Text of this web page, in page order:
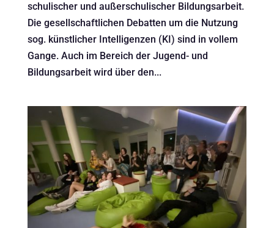
schulischer und außerschulischer Bildungsarbeit.
Die gesellschaftlichen Debatten um die Nutzung
sog. künstlicher Intelligenzen (KI) sind in vollem
Gange. Auch im Bereich der Jugend- und
Bildungsarbeit wird über den...